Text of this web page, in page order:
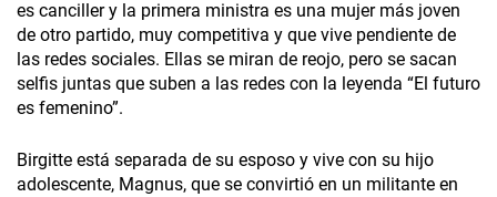
es canciller y la primera ministra es una mujer más joven
de otro partido, muy competitiva y que vive pendiente de
las redes sociales. Ellas se miran de reojo, pero se sacan
selfis juntas que suben a las redes con la leyenda “El futuro
es femenino”.
Birgitte está separada de su esposo y vive con su hijo
adolescente, Magnus, que se convirtió en un militante en